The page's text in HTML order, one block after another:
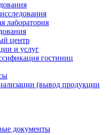
лаборатория
центр
и услуг
гостиниц
(вывод продукции
документы